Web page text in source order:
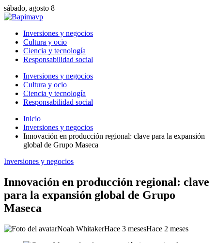
sábado, agosto 8
Inversiones y negocios
Cultura y ocio
Ciencia y tecnología
Responsabilidad social
Inversiones y negocios
Cultura y ocio
Ciencia y tecnología
Responsabilidad social
Inicio
Inversiones y negocios
Innovación en producción regional: clave para la expansión
global de Grupo Maseca
Inversiones y negocios
Innovación en producción regional: clave
para la expansión global de Grupo
Maseca
Noah WhitakerHace 3 mesesHace 2 meses